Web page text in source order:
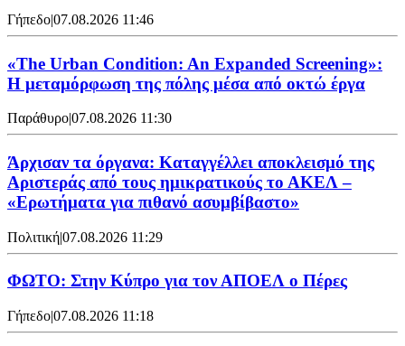
Γήπεδο|07.08.2026 11:46
«The Urban Condition: An Expanded Screening»:
Η μεταμόρφωση της πόλης μέσα από οκτώ έργα
Παράθυρο|07.08.2026 11:30
Άρχισαν τα όργανα: Καταγγέλλει αποκλεισμό της
Αριστεράς από τους ημικρατικούς το ΑΚΕΛ –
«Ερωτήματα για πιθανό ασυμβίβαστο»
Πολιτική|07.08.2026 11:29
ΦΩΤΟ: Στην Κύπρο για τον ΑΠΟΕΛ ο Πέρες
Γήπεδο|07.08.2026 11:18